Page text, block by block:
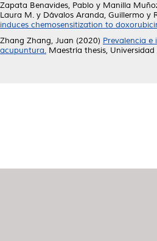
Zapata Benavides, Pablo y Manilla
Laura M. y Dávalos Aranda, Guillermo y
induces chemosensitization to
Zhang Zhang, Juan (2020) Prevalencia
acupuntura. Maestría thesis,